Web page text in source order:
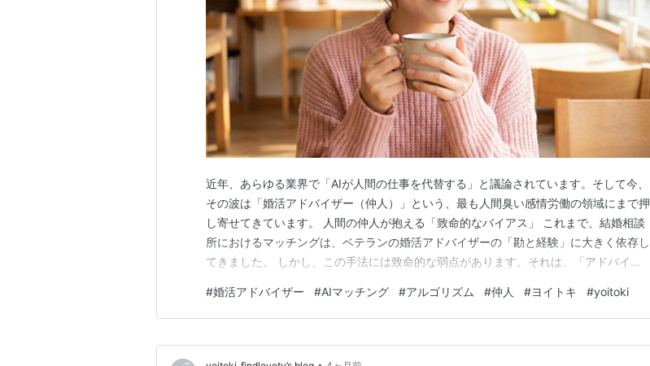
近年、あらゆる業界で「AIが人間の仕事を代替する」と議論されています。そして今、
その波は「婚活アドバイザー（仲人）」という、最も人間臭い感情労働の領域にまで押
し寄せてきています。 人間の仲人が抱える「致命的なバイアス」 これまで、結婚相談
所におけるマッチングは、ベテランの婚活アドバイザーの「勘と経験」に大きく依存し
てきました。 しかし、この手法には致命的な弱点があります。それは、「アドバイザ
しいから、活発なこの女性が合うだろう」「この人は年収が高いから、少し性格が合わ
なくても押し切ろう」このように、担当者と反りが合わ…
#婚活アドバイザー #AIマッチング #アルゴリズム #仲人 #ヨイトキ #yoitoki